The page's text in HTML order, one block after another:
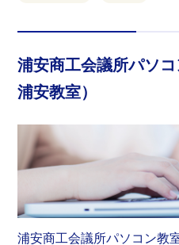
浦安商工会議所パソ
浦安教室）
浦安商工会議所パソコン教